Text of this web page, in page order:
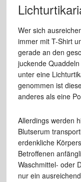
Wer sich
immer mit T-Shirt
gerade an den
juckende
unter eine
genommen ist
anderes als eine
Allerdings werden
Blutserum
erdenkliche
Betroffenen
Waschmittel- oder
nur ein